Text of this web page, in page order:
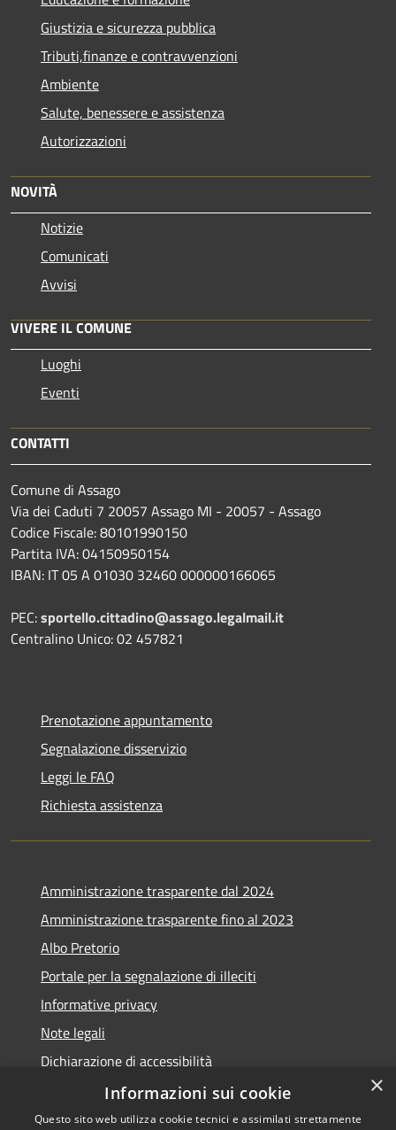
Giustizia e sicurezza pubblica
Tributi,finanze e contravvenzioni
Ambiente
Salute, benessere e assistenza
Autorizzazioni
NOVITÀ
Notizie
Comunicati
Avvisi
VIVERE IL COMUNE
Luoghi
Eventi
CONTATTI
Comune di Assago
Via dei Caduti 7 20057 Assago MI - 20057 - Assago
Codice Fiscale: 80101990150
Partita IVA: 04150950154
IBAN: IT 05 A 01030 32460 000000166065
PEC:sportello.cittadino@assago.legalmail.it
Centralino Unico: 02 457821
Prenotazione appuntamento
Segnalazione disservizio
Leggi le FAQ
Richiesta assistenza
Amministrazione trasparente dal 2024
Amministrazione trasparente fino al 2023
Albo Pretorio
Portale per la segnalazione di illeciti
Informative privacy
Note legali
Dichiarazione di accessibilità
Segnalazioni di inaccessibilità
×
Informazioni sui cookie
Questo sito web utilizza cookie tecnici e assimilati strettamente